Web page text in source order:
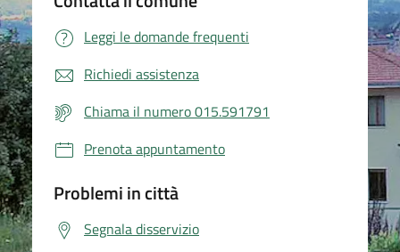
Leggi le domande frequenti
Richiedi assistenza
Chiama il numero 015.591791
Prenota appuntamento
Problemi in città
Segnala disservizio